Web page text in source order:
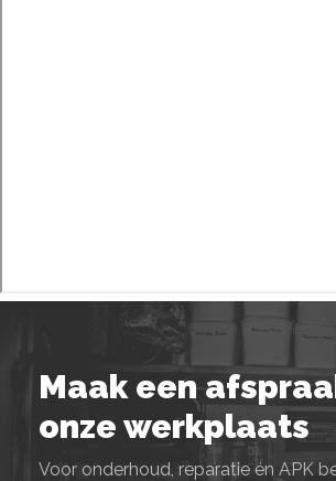
Maak een
onze werkplaats
Voor onderhoud, reparatie én APK